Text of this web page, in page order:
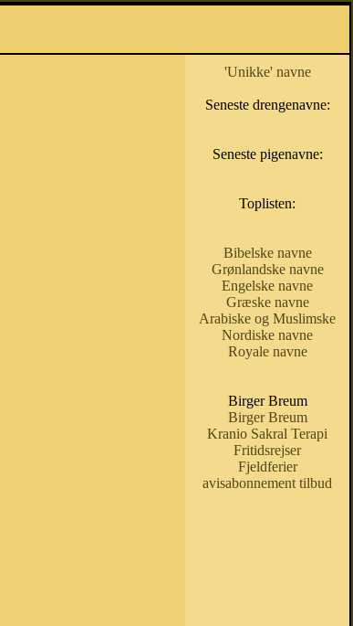
'Unikke' navne
Seneste drengenavne:
Seneste pigenavne:
Toplisten:
Bibelske navne
Grønlandske navne
Engelske navne
Græske navne
Arabiske og Muslimske
Nordiske navne
Royale navne
Birger Breum
Birger Breum
Kranio Sakral Terapi
Fritidsrejser
Fjeldferier
avisabonnement tilbud